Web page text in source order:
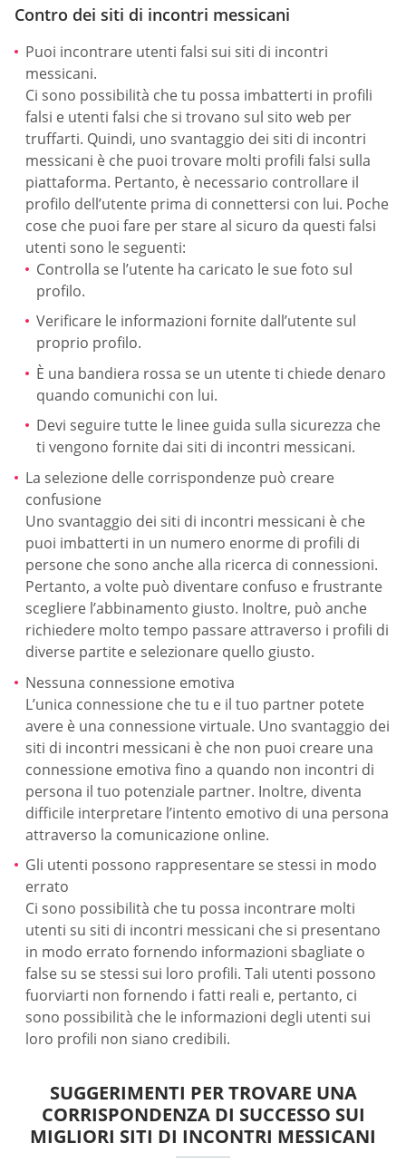
Contro dei siti di incontri messicani
Puoi incontrare utenti falsi sui siti di incontri
messicani.
Ci sono possibilità che tu possa imbatterti in profili
falsi e utenti falsi che si trovano sul sito web per
truffarti. Quindi, uno svantaggio dei siti di incontri
messicani è che puoi trovare molti profili falsi sulla
piattaforma. Pertanto, è necessario controllare il
profilo dell’utente prima di connettersi con lui. Poche
cose che puoi fare per stare al sicuro da questi falsi
utenti sono le seguenti:
Controlla se l’utente ha caricato le sue foto sul
profilo.
Verificare le informazioni fornite dall’utente sul
proprio profilo.
È una bandiera rossa se un utente ti chiede denaro
quando comunichi con lui.
Devi seguire tutte le linee guida sulla sicurezza che
ti vengono fornite dai siti di incontri messicani.
La selezione delle corrispondenze può creare
confusione
Uno svantaggio dei siti di incontri messicani è che
puoi imbatterti in un numero enorme di profili di
persone che sono anche alla ricerca di connessioni.
Pertanto, a volte può diventare confuso e frustrante
scegliere l’abbinamento giusto. Inoltre, può anche
richiedere molto tempo passare attraverso i profili di
diverse partite e selezionare quello giusto.
Nessuna connessione emotiva
L’unica connessione che tu e il tuo partner potete
avere è una connessione virtuale. Uno svantaggio dei
siti di incontri messicani è che non puoi creare una
connessione emotiva fino a quando non incontri di
persona il tuo potenziale partner. Inoltre, diventa
difficile interpretare l’intento emotivo di una persona
attraverso la comunicazione online.
Gli utenti possono rappresentare se stessi in modo
errato
Ci sono possibilità che tu possa incontrare molti
utenti su siti di incontri messicani che si presentano
in modo errato fornendo informazioni sbagliate o
false su se stessi sui loro profili. Tali utenti possono
fuorviarti non fornendo i fatti reali e, pertanto, ci
sono possibilità che le informazioni degli utenti sui
loro profili non siano credibili.
SUGGERIMENTI PER TROVARE UNA
CORRISPONDENZA DI SUCCESSO SUI
MIGLIORI SITI DI INCONTRI MESSICANI